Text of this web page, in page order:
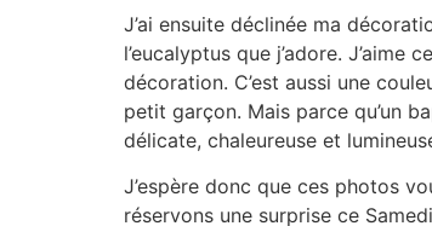
J’ai ensuite déclinée ma
l’eucalyptus que j’adore.
décoration. C’est aussi une
petit garçon. Mais parce qu’un
délicate, chaleureuse et
J’espère donc que ces photos
réservons une surprise ce